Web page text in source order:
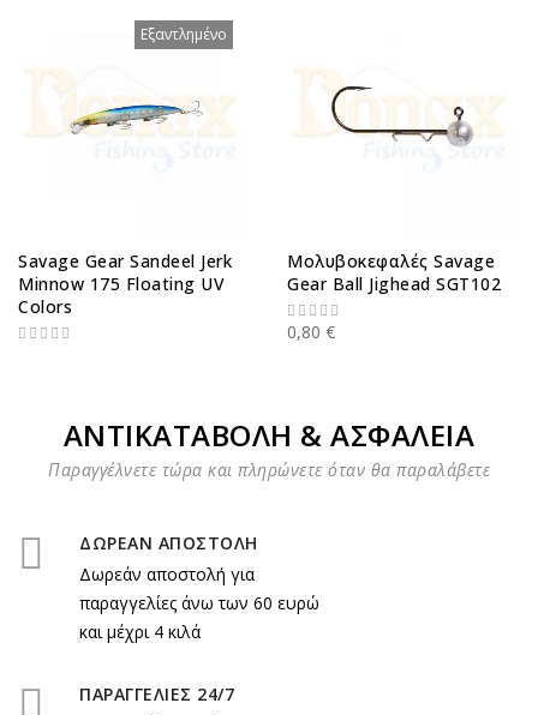
Εξαντλημένο
Savage Gear Sandeel Jerk
Minnow 175 Floating UV
Colors
Μολυβοκεφαλές Savage
Gear Ball Jighead SGT102
0,80 €
ΑΝΤΙΚΑΤΑΒΟΛΗ & ΑΣΦΑΛΕΙΑ
Παραγγέλνετε τώρα και πληρώνετε όταν θα παραλάβετε
ΔΩΡΕΑΝ ΑΠΟΣΤΟΛΗ
Δωρεάν αποστολή για
παραγγελίες άνω των 60 ευρώ
και μέχρι 4 κιλά
ΠΑΡΑΓΓΕΛΙΕΣ 24/7